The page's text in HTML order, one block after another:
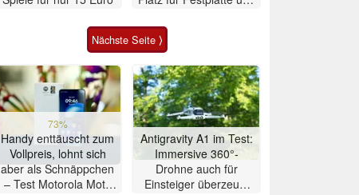
Nächste Seite ⟩
73%
Handy enttäuscht zum
Vollpreis, lohnt sich
aber als Schnäppchen
– Test Motorola Moto
Antigravity A1 im Test:
Immersive 360°-
Drohne auch für
Einsteiger überzeugt